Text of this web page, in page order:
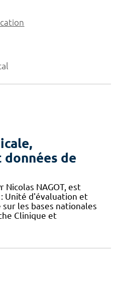
de
Nicolas NAGOT, est
Unité d'évaluation et
les bases nationales
Clinique et